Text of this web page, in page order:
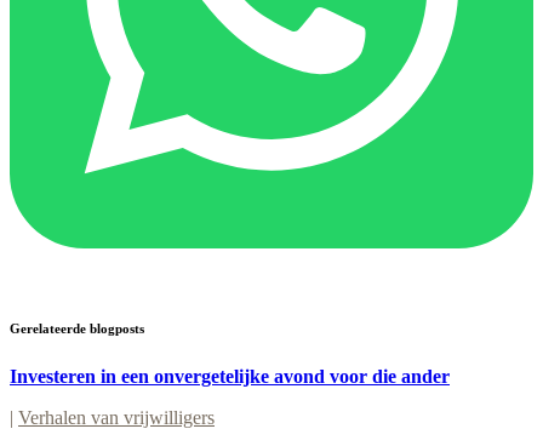
Gerelateerde blogposts
Investeren in een onvergetelijke avond voor die ander
| Verhalen van vrijwilligers